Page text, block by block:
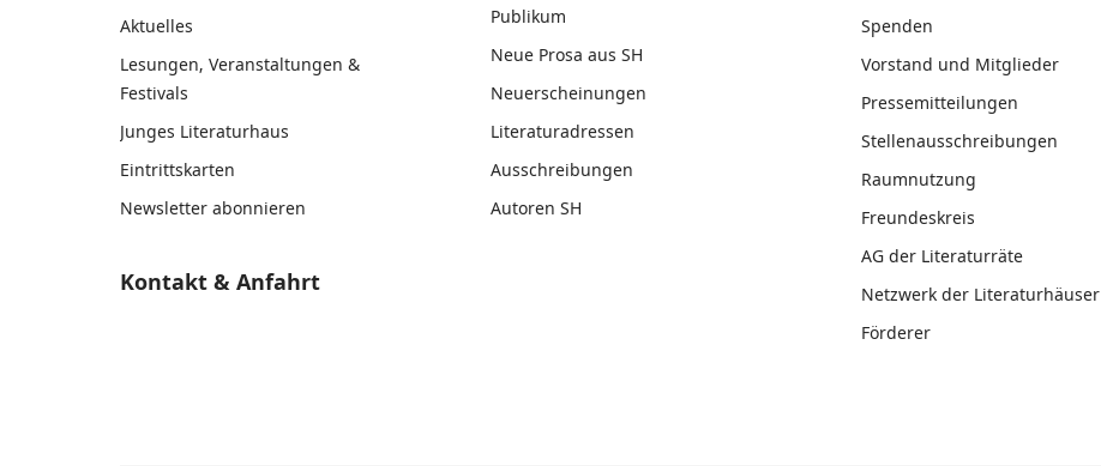
Aktuelles
Lesungen, Veranstaltungen &
Festivals
Junges Literaturhaus
Eintrittskarten
Newsletter abonnieren
Kontakt & Anfahrt
Publikum
Neue Prosa aus SH
Neuerscheinungen
Literaturadressen
Ausschreibungen
Autoren SH
Spenden
Vorstand und Mitglieder
Pressemitteilungen
Stellenausschreibungen
Raumnutzung
Freundeskreis
AG der Literaturräte
Netzwerk der Literaturhäuser
Förderer